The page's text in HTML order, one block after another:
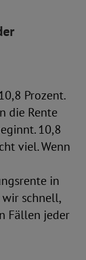
Prozent.
die Rente
10,8
viel. Wenn
in
schnell,
Fällen jeder